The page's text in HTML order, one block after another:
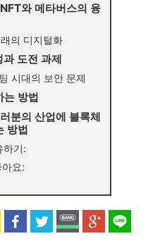
와 메타버스의 융
의 디지털화
도전 과제
시대의 보안 문제
는 방법
분의 산업에 블록체
방법
하기:
요: